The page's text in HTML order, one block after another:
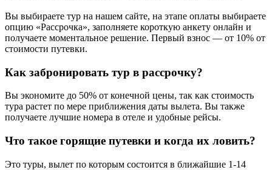
Вы выбираете тур на нашем сайте, на этапе оплаты выбираете
опцию «Рассрочка», заполняете короткую анкету онлайн и
получаете моментальное решение. Первый взнос — от 10% от
стоимости путевки.
Как забронировать тур в рассрочку?
Вы экономите до 50% от конечной цены, так как стоимость
тура растет по мере приближения даты вылета. Вы также
получаете лучшие номера в отеле и удобные рейсы.
Что такое горящие путевки и когда их ловить?
Это туры, вылет по которым состоится в ближайшие 1-14